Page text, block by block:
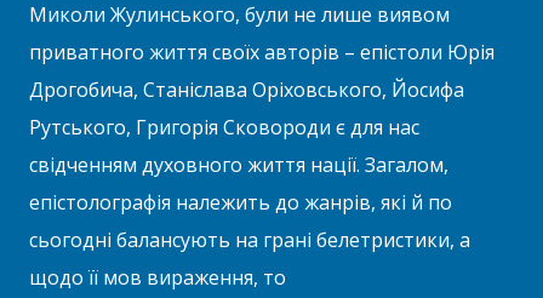
Миколи Жулинського, були не лише виявом
приватного життя своїх авторів – епістоли Юрія
Дрогобича, Станіслава Оріховського, Йосифа
Рутського, Григорія Сковороди є для нас
свідченням духовного життя нації. Загалом,
епістолографія належить до жанрів, які й по
сьогодні балансують на грані белетристики, а
щодо її мов вираження, то